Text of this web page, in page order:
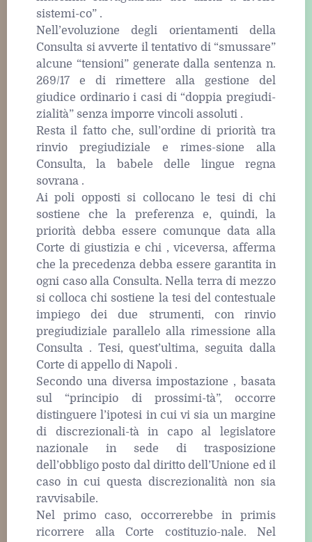
sistemi-co” .
Nell’evoluzione degli orientamenti della
Consulta si avverte il tentativo di “smussare”
alcune “tensioni” generate dalla sentenza n.
269/17 e di rimettere alla gestione del
giudice ordinario i casi di “doppia pregiudi-
zialità” senza imporre vincoli assoluti .
Resta il fatto che, sull’ordine di priorità tra
rinvio pregiudiziale e rimes-sione alla
Consulta, la babele delle lingue regna
sovrana .
Ai poli opposti si collocano le tesi di chi
sostiene che la preferenza e, quindi, la
priorità debba essere comunque data alla
Corte di giustizia e chi , viceversa, afferma
che la precedenza debba essere garantita in
ogni caso alla Consulta. Nella terra di mezzo
si colloca chi sostiene la tesi del contestuale
impiego dei due strumenti, con rinvio
pregiudiziale parallelo alla rimessione alla
Consulta . Tesi, quest’ultima, seguita dalla
Corte di appello di Napoli .
Secondo una diversa impostazione , basata
sul “principio di prossimi-tà”, occorre
distinguere l’ipotesi in cui vi sia un margine
di discrezionali-tà in capo al legislatore
nazionale in sede di trasposizione
dell’obbligo posto dal diritto dell’Unione ed il
caso in cui questa discrezionalità non sia
ravvisabile.
Nel primo caso, occorrerebbe in primis
ricorrere alla Corte costituzio-nale. Nel